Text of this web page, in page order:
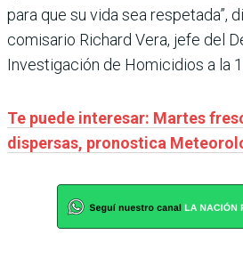
para que su vida sea respetada”,
comisario Richard Vera, jefe del
Investigación de Homicidios a la
Te puede interesar: Martes
dispersas, pronostica